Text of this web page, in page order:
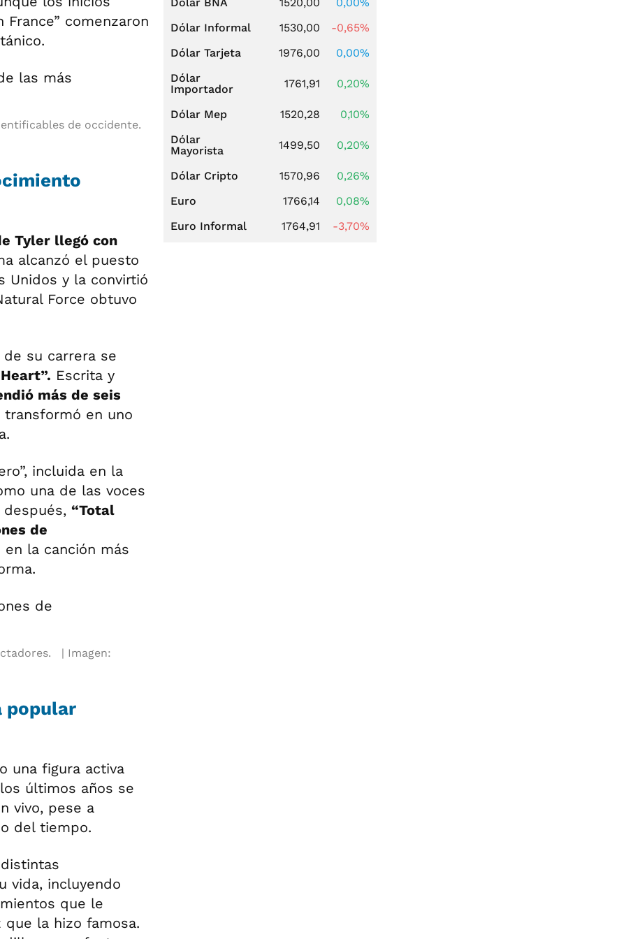
comenzaron
de occidente.
Tyler llegó con
alcanzó el puesto
Unidos y la convirtió
Force obtuvo
su carrera se
Escrita y
más de seis
en uno
incluida en la
una de las voces
“Total
de
la canción más
Imagen:
popular
una figura activa
últimos años se
vivo, pese a
del tiempo.
vida, incluyendo
que le
la hizo famosa.
Dólar Informal
1530,00
-0,65%
Dólar Tarjeta
1976,00
0,00%
Dólar
Importador
1761,91 0,20%
Dólar Mep 1520,28
0,10%
Dólar
Mayorista
1499,50 0,20%
Dólar Cripto 1570,96
0,26%
Euro
1766,14
0,08%
Euro Informal
1764,91 -3,70%